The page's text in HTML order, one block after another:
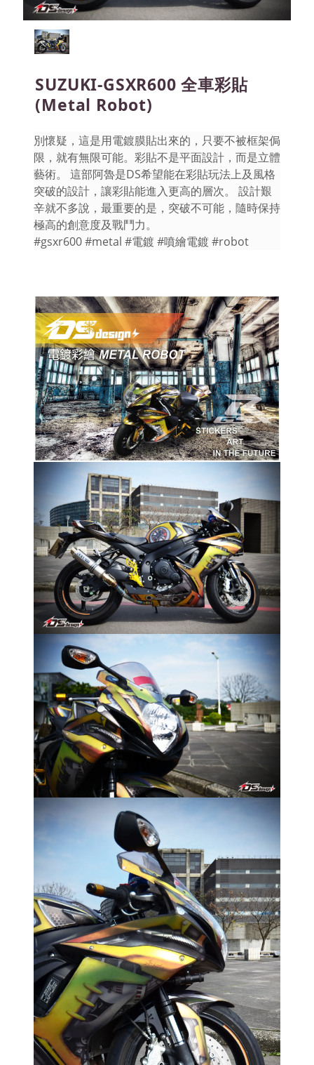
SUZUKI-GSXR600 全車彩貼
(Metal Robot)
別懷疑，這是用電鍍膜貼出來的，只要不被框架侷
限，就有無限可能。彩貼不是平面設計，而是立體
藝術。 這部阿魯是DS希望能在彩貼玩法上及風格
突破的設計，讓彩貼能進入更高的層次。 設計艱
辛就不多說，最重要的是，突破不可能，隨時保持
極高的創意度及戰鬥力。
#gsxr600 #metal #電鍍 #噴繪電鍍 #robot